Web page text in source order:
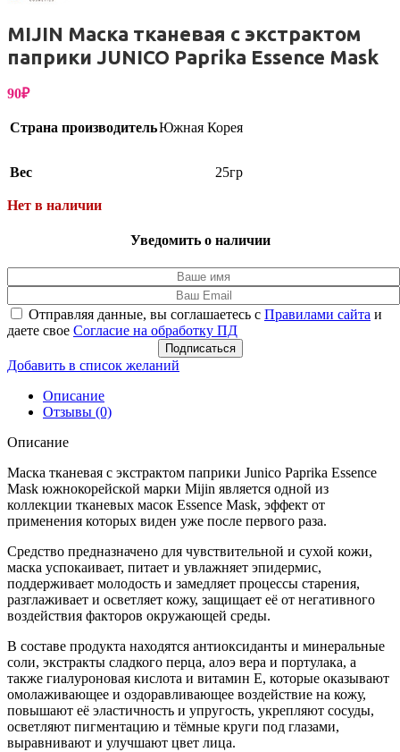
MIJIN Маска тканевая c экстрактом
паприки JUNICO Paprika Essence Mask
90₽
Страна производительЮжная Корея
Вес 25гр
Нет в наличии
Уведомить о наличии
Отправляя данные, вы соглашаетесь с Правилами сайта и
даете свое Согласие на обработку ПД
Подписаться
Добавить в список желаний
Описание
Отзывы (0)
Описание
Маска тканевая c экстрактом паприки Junico Paprika Essence
Mask южнокорейской марки Mijin является одной из
коллекции тканевых масок Essence Mask, эффект от
применения которых виден уже после первого раза.
Средство предназначено для чувствительной и сухой кожи,
маска успокаивает, питает и увлажняет эпидермис,
поддерживает молодость и замедляет процессы старения,
разглаживает и осветляет кожу, защищает её от негативного
воздействия факторов окружающей среды.
В составе продукта находятся антиоксиданты и минеральные
соли, экстракты сладкого перца, алоэ вера и портулака, а
также гиалуроновая кислота и витамин Е, которые оказывают
омолаживающее и оздоравливающее воздействие на кожу,
повышают её эластичность и упругость, укрепляют сосуды,
осветляют пигментацию и тёмные круги под глазами,
выравнивают и улучшают цвет лица.